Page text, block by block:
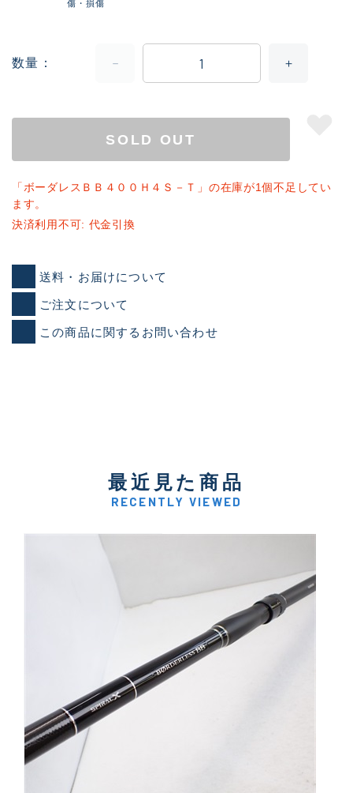
傷・損傷
数量
SOLD OUT
「ボーダレスＢＢ４００Ｈ４Ｓ－Ｔ」の在庫が1個不足してい
ます。
決済利用不可: 代金引換
送料・お届けについて
ご注文について
この商品に関するお問い合わせ
最近見た商品
RECENTLY VIEWED